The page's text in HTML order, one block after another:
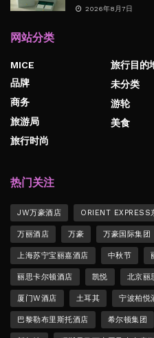
2026年8月7日
网站分类
MICE
品牌
商务
旅游局
旅行时尚
旅行目的
未分类
游轮
美食
热门关注
JW万豪酒店 ORIENT EXPRESS
万丽酒店 万豪 万豪国际集团
上海苏宁宝丽嘉酒店 中秋节
丽思卡尔顿酒店 凯悦 北京丽
厦门W酒店 土耳其 宁波柏悦
巴黎勒布里斯托酒店 希尔顿集团